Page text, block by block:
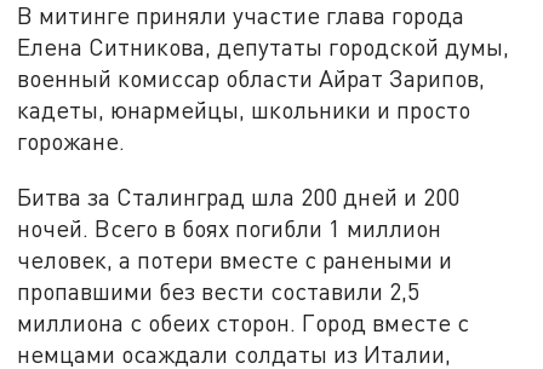
В митинге приняли участие глава города
Елена Ситникова, депутаты городской думы,
военный комиссар области Айрат Зарипов,
кадеты, юнармейцы, школьники и просто
горожане.
Битва за Сталинград шла 200 дней и 200
ночей. Всего в боях погибли 1 миллион
человек, а потери вместе с ранеными и
пропавшими без вести составили 2,5
миллиона с обеих сторон. Город вместе с
немцами осаждали солдаты из Италии,